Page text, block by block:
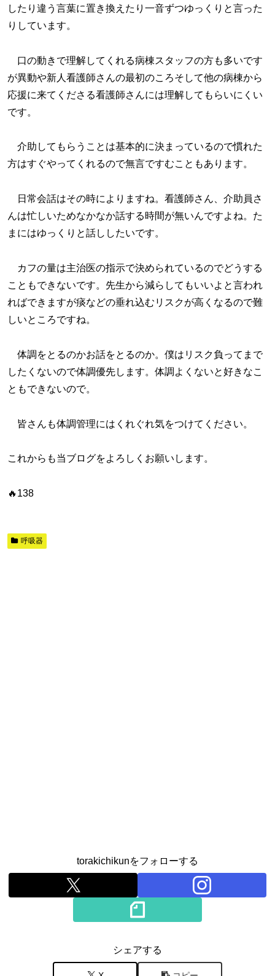
したり違う言葉に置き換えたり一音ずつゆっくりと言った
りしています。
口の動きで理解してくれる病棟スタッフの方も多いです
が異動や新人看護師さんの最初のころそして他の病棟から
応援に来てくださる看護師さんには理解してもらいにくい
です。
介助してもらうことは基本的に決まっているので慣れた
方はすぐやってくれるので無言ですむこともあります。
日常会話はその時によりますね。看護師さん、介助員さ
んは忙しいためなかなか話する時間が無いんですよね。た
まにはゆっくりと話ししたいです。
カフの量は主治医の指示で決められているのでどうする
こともできないです。先生から減らしてもいいよと言われ
ればできますが痰などの垂れ込むリスクが高くなるので難
しいところですね。
体調をとるのかお話をとるのか。僕はリスク負ってまで
したくないので体調優先します。体調よくないと好きなこ
ともできないので。
皆さんも体調管理にはくれぐれ気をつけてください。
これからも当ブログをよろしくお願いします。
🔥138
呼吸器
torakichikunをフォローする
シェアする